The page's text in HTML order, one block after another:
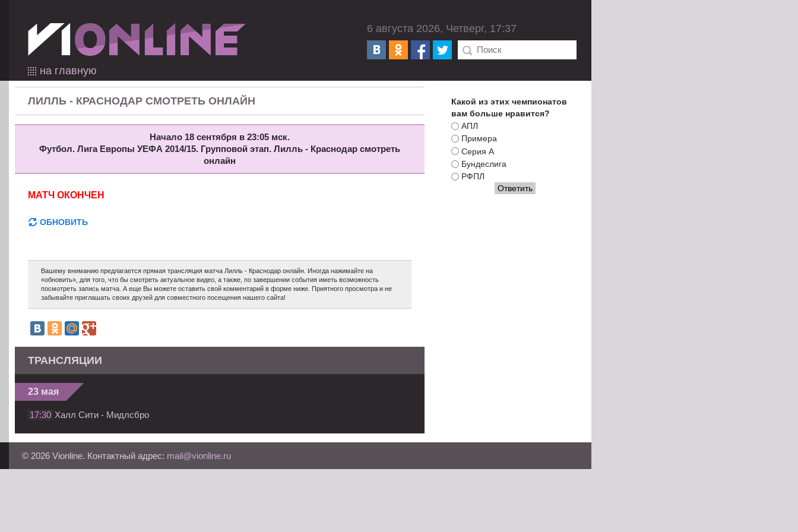
на главную
6 августа 2026, Четверг, 17:37
ЛИЛЛЬ - КРАСНОДАР СМОТРЕТЬ ОНЛАЙН
Начало 18 сентября в 23:05 мск.
Футбол. Лига Европы УЕФА 2014/15. Групповой этап. Лилль - Краснодар смотреть
онлайн
МАТЧ ОКОНЧЕН
ОБНОВИТЬ
Вашему вниманию предлагается прямая трансляция матча Лилль - Краснодар онлайн. Иногда нажимайте на
«обновить», для того, что бы смотреть актуальное видео, а также, по завершении события иметь возможность
посмотреть запись матча. А еще Вы можете оставить свой комментарий в форме ниже. Приятного просмотра и не
забывайте приглашать своих друзей для совместного посещения нашего сайта!
ТРАНСЛЯЦИИ
23 мая
17:30 Халл Сити - Мидлсбро
Какой из этих чемпионатов
вам больше нравится?
АПЛ
Примера
Серия А
Бундеслига
РФПЛ
© 2026 Vionline. Контактный адрес: mail@vionline.ru